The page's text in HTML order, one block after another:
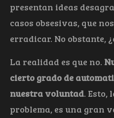
presentan ideas
casos obsesivas, que
erradicar. No obstante,
La realidad es que no.
cierto grado de
nuestra voluntad. Esto,
problema, es una gran